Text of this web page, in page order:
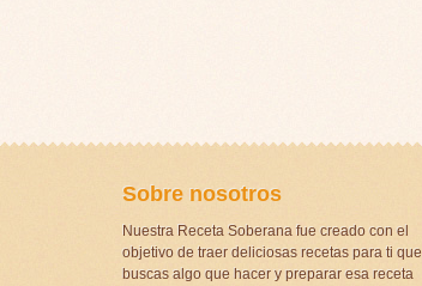
Sobre nosotros
Nuestra Receta Soberana fue creado con el
objetivo de traer deliciosas recetas para ti que
buscas algo que hacer y preparar esa receta